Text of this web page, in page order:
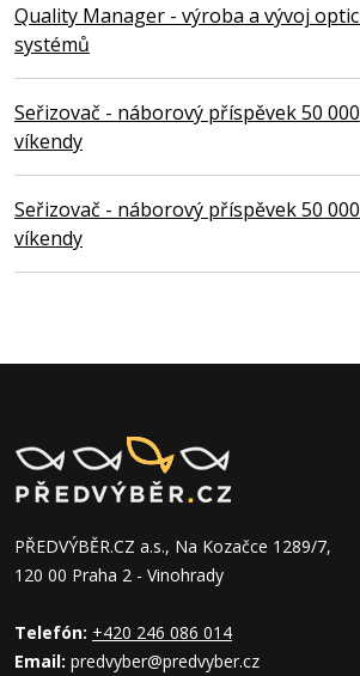
Quality Manager - výroba a vývoj
systémů
Seřizovač - náborový příspěvek 50
víkendy
Seřizovač - náborový příspěvek 50
víkendy
PŘEDVÝBĚR.CZ a.s., Na Kozačce 1289/7,
120 00 Praha 2 - Vinohrady
Telefón: +420 246 086 014
Email: predvyber@predvyber.cz